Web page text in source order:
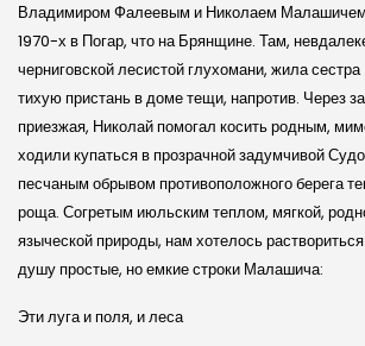
Владимиром Фалеевым и Николаем Малашичем
1970-х в Погар, что на Брянщине. Там,
черниговской лесистой глухомани, жила
тихую пристань в доме тещи, напротив. Через
приезжая, Николай помогал косить родным,
ходили купаться в прозрачной задумчивой
песчаным обрывом противоположного берега
роща. Согретым июльским теплом, мягкой,
языческой природы, нам хотелось
душу простые, но емкие строки Малашича:
Эти луга и поля, и леса